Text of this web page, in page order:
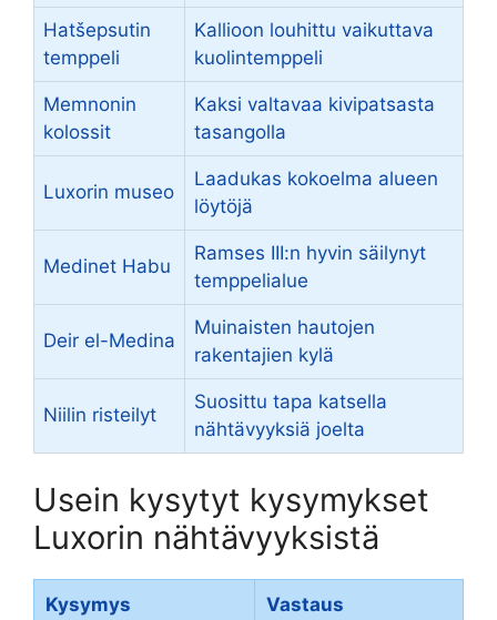
Hatšepsutin
temppeli
Kallioon louhittu vaikuttava
kuolintemppeli
Memnonin
kolossit
Kaksi valtavaa kivipatsasta
tasangolla
Luxorin museo
Laadukas kokoelma alueen
löytöjä
Medinet Habu
Ramses III:n hyvin säilynyt
temppelialue
Deir el-Medina
Muinaisten hautojen
rakentajien kylä
Niilin risteilyt
Suosittu tapa katsella
nähtävyyksiä joelta
Usein kysytyt kysymykset
Luxorin nähtävyyksistä
Kysymys Vastaus